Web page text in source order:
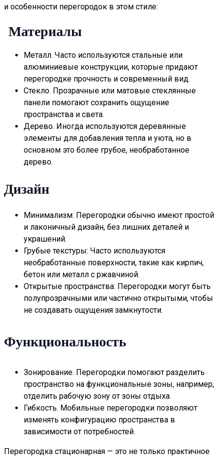
и особенности перегородок в этом стиле:
Материалы
Металл. Часто используются стальные или
алюминиевые конструкции, которые придают
перегородке прочность и современный вид.
Стекло. Прозрачные или матовые стеклянные
панели помогают сохранить ощущение
пространства и света.
Дерево. Иногда используются деревянные
элементы для добавления тепла и уюта, но в
основном это более грубое, необработанное
дерево.
Дизайн
Минимализм: Перегородки обычно имеют простой
и лаконичный дизайн, без лишних деталей и
украшений.
Грубые текстуры: Часто используются
необработанные поверхности, такие как кирпич,
бетон или металл с ржавчиной.
Открытые пространства: Перегородки могут быть
полупрозрачными или частично открытыми, чтобы
не создавать ощущения замкнутости.
Функциональность
Зонирование. Перегородки помогают разделить
пространство на функциональные зоны, например,
отделить рабочую зону от зоны отдыха.
Гибкость. Мобильные перегородки позволяют
изменять конфигурацию пространства в
зависимости от потребностей.
Перегородка стационарная — это не только практичное